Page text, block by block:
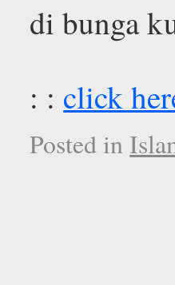
di bunga
: : click
Posted in